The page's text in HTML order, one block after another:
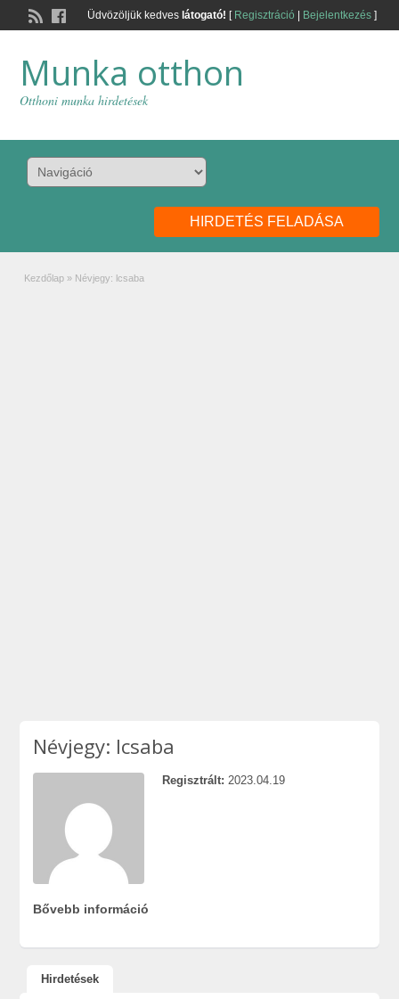
Üdvözöljük kedves látogató! [ Regisztráció Bejelentkezés]
Munka otthon
Otthoni munka hirdetések
HIRDETÉS FELADÁSA
Kezdőlap » Névjegy: lcsaba
Névjegy: lcsaba
Regisztrált: 2023.04.19
Bővebb információ
Hirdetések